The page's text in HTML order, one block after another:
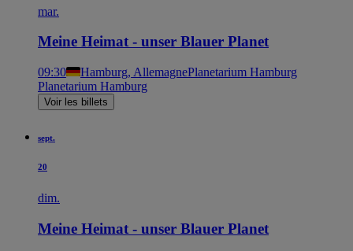
mar.
Meine Heimat - unser Blauer Planet
09:30 Hamburg, AllemagnePlanetarium Hamburg
Planetarium Hamburg
Voir les billets
sept.
20
dim.
Meine Heimat - unser Blauer Planet